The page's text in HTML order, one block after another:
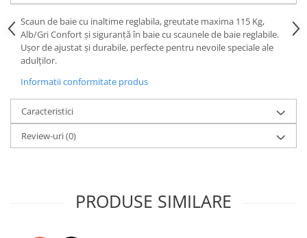
Scaun de baie cu inaltime reglabila, greutate maxima 115 Kg,
Alb/Gri Confort și siguranță în baie cu scaunele de baie reglabile.
Ușor de ajustat și durabile, perfecte pentru nevoile speciale ale
adulților.
Informatii conformitate produs
Caracteristici
Review-uri(0)
PRODUSE SIMILARE